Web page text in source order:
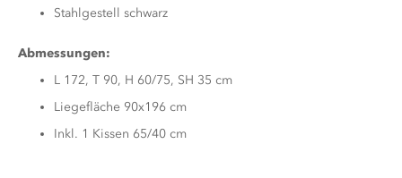
Stahlgestell schwarz
Abmessungen:
L 172, T 90, H 60/75, SH 35 cm
Liegefläche 90x196 cm
Inkl. 1 Kissen 65/40 cm